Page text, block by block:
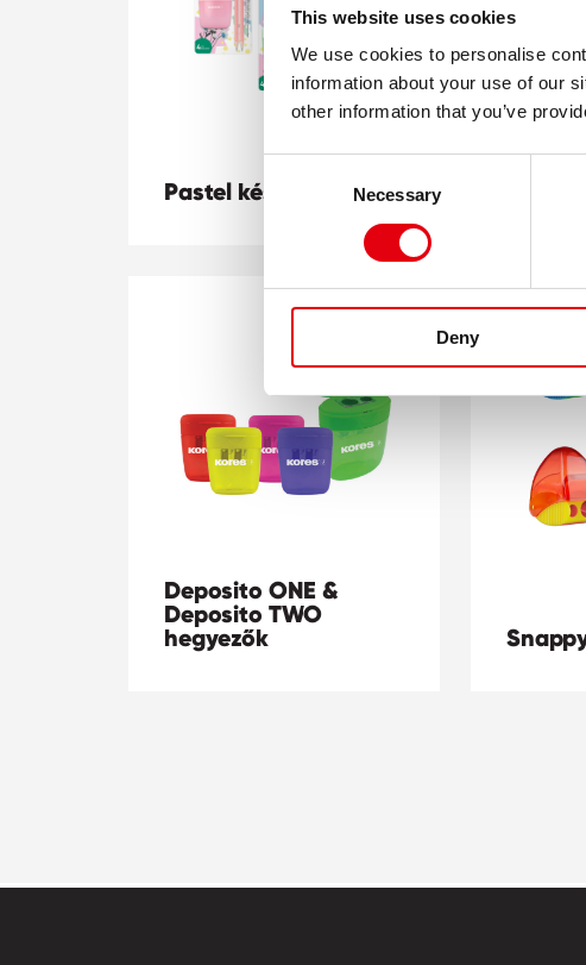
This website uses cookies
We use cookies to personalise
information about your use of our
other information that you’ve
Selection
Necessary
Deny
Pastel készlet
Deposito ONE &
Deposito TWO
hegyezők